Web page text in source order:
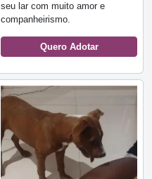
seu lar com muito amor e
companheirismo.
Quero Adotar